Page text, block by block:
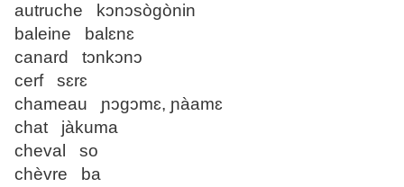
autruche kɔnɔsògònin
baleine balɛnɛ
canard tɔnkɔnɔ
cerf sɛrɛ
chameau ɲɔgɔmɛ, ɲàamɛ
chat jàkuma
cheval so
chèvre ba